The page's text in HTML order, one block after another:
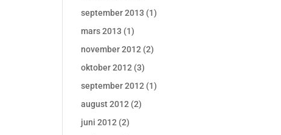
september 2013 (1)
mars 2013 (1)
november 2012 (2)
oktober 2012 (3)
september 2012 (1)
august 2012 (2)
juni 2012 (2)